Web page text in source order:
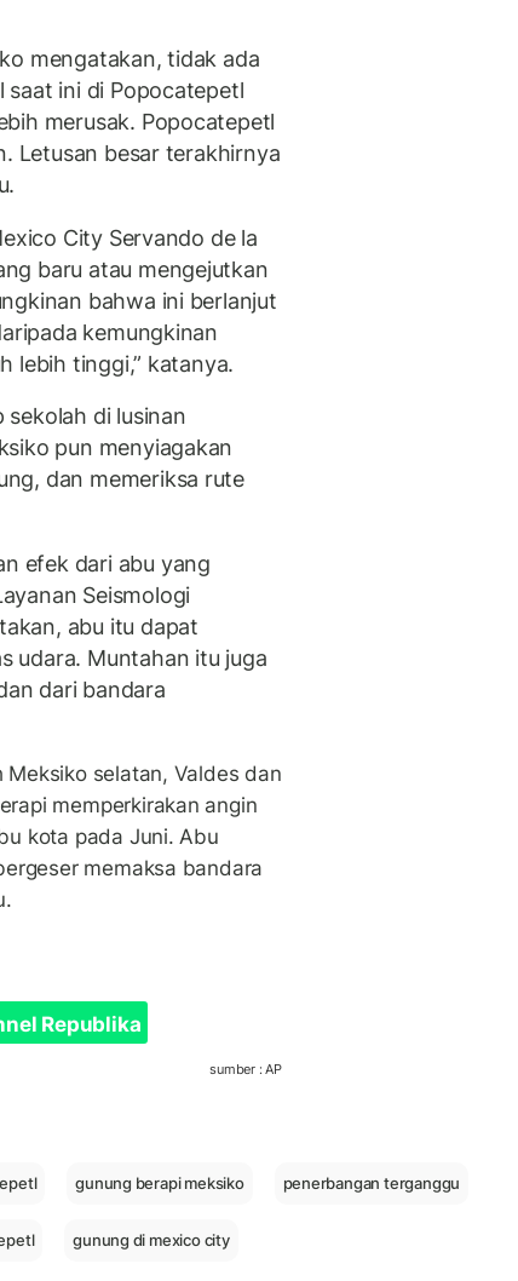
mengatakan, tidak ada
saat ini di Popocatepetl
merusak. Popocatepetl
Letusan besar terakhirnya
City Servando de la
baru atau mengejutkan
bahwa ini berlanjut
kemungkinan
lebih tinggi,” katanya.
di lusinan
pun menyiagakan
dan memeriksa rute
efek dari abu yang
Seismologi
abu itu dapat
udara. Muntahan itu juga
dari bandara
selatan, Valdes dan
memperkirakan angin
kota pada Juni. Abu
memaksa bandara
Republika
sumber : AP
gunung berapi meksiko penerbangan terganggu
gunung di mexico city